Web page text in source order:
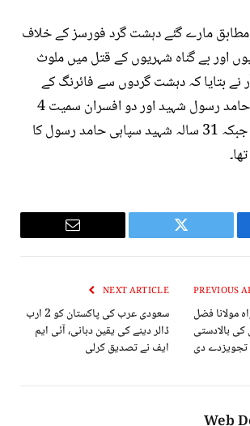
مارے گئے دہشت گرد فورسز کے خلاف
اور بے گناہ شہریوں کے قتل میں ملوث
نے بتایا کہ دہشت گردوں سے فائرنگ کے
تبادلے میں سپاہی حامد رسول شہید اور دو افسران سمیت 4
اہلکار زخمی ہوگئے جبکہ 31 سالہ شہید سپاہی حامد رسول کا
Twitter
Email
مولانا فضل
کی بالادستی
تجویزدے دی
NEXT ARTICLE
سعودی عرب کی پاکستان کو 2 ارب
ڈالر دینے کی یقین دہانی، آئی ایم
ایف نے تصدیق کرلی